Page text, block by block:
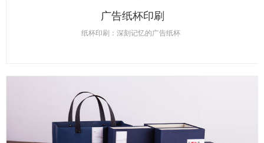
广告纸杯印刷
纸杯印刷：深刻记忆的广告纸杯